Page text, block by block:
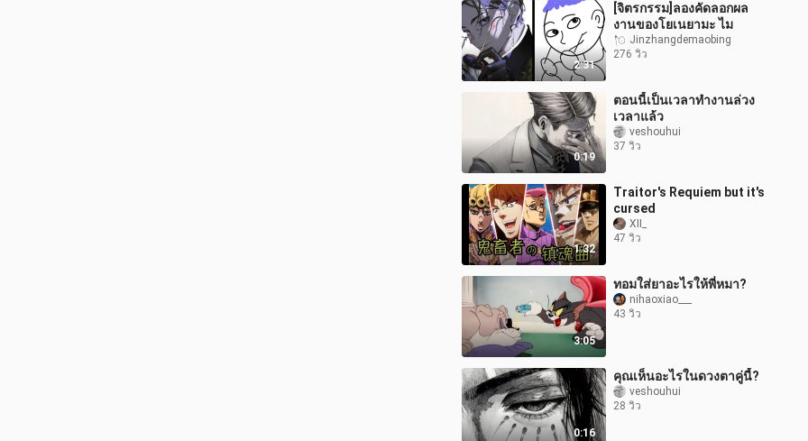
2:31
[จิตรกรรม]ลองคัดลอกผล
งานของโยเนยามะ ไม
Jinzhangdemaobing
276 วิว
0:19
ตอนนี้เป็นเวลาทำงานล่วง
เวลาแล้ว
veshouhui
37 วิว
1:32
Traitor's Requiem but it's
cursed
XII_
47 วิว
3:05
ทอมใส่ยาอะไรให้พี่หมา?
nihaoxiao___
43 วิว
0:16
คุณเห็นอะไรในดวงตาคู่นี้?
veshouhui
28 วิว